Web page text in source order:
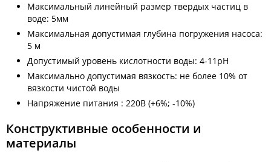
Максимальный линейный размер твердых частиц в
воде: 5мм
Максимальная допустимая глубина погружения насоса:
5 м
Допустимый уровень кислотности воды: 4-11pH
Максимально допустимая вязкость: не более 10% от
вязкости чистой воды
Напряжение питания : 220В (+6%; -10%)
Конструктивные особенности и
материалы